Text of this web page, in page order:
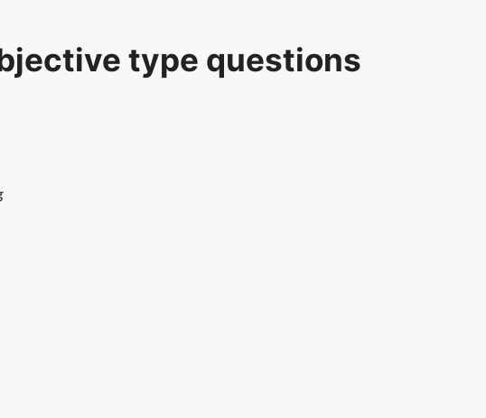
Objective type questions